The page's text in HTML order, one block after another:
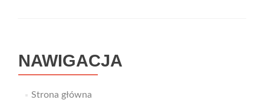
NAWIGACJA
Strona główna